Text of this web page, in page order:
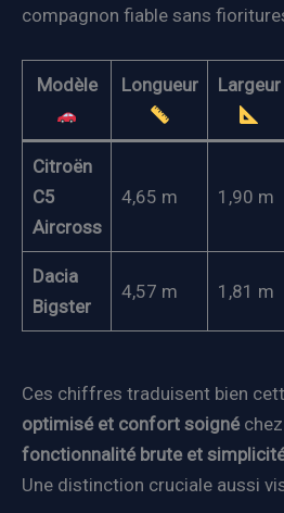
compagnon fiable sans
Modèle Longueur Largeur
Citroën
C5
Aircross
4,65 m 1,90 m
Dacia
Bigster
4,57 m 1,81 m
Ces chiffres traduisent bien
optimisé et confort soignéchez
fonctionnalité brute et
Une distinction cruciale aussi